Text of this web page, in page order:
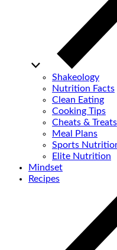
Shakeology
Nutrition Facts
Clean Eating
Cooking Tips
Cheats & Treats
Meal Plans
Sports
Elite Nutrition
Mindset
Recipes